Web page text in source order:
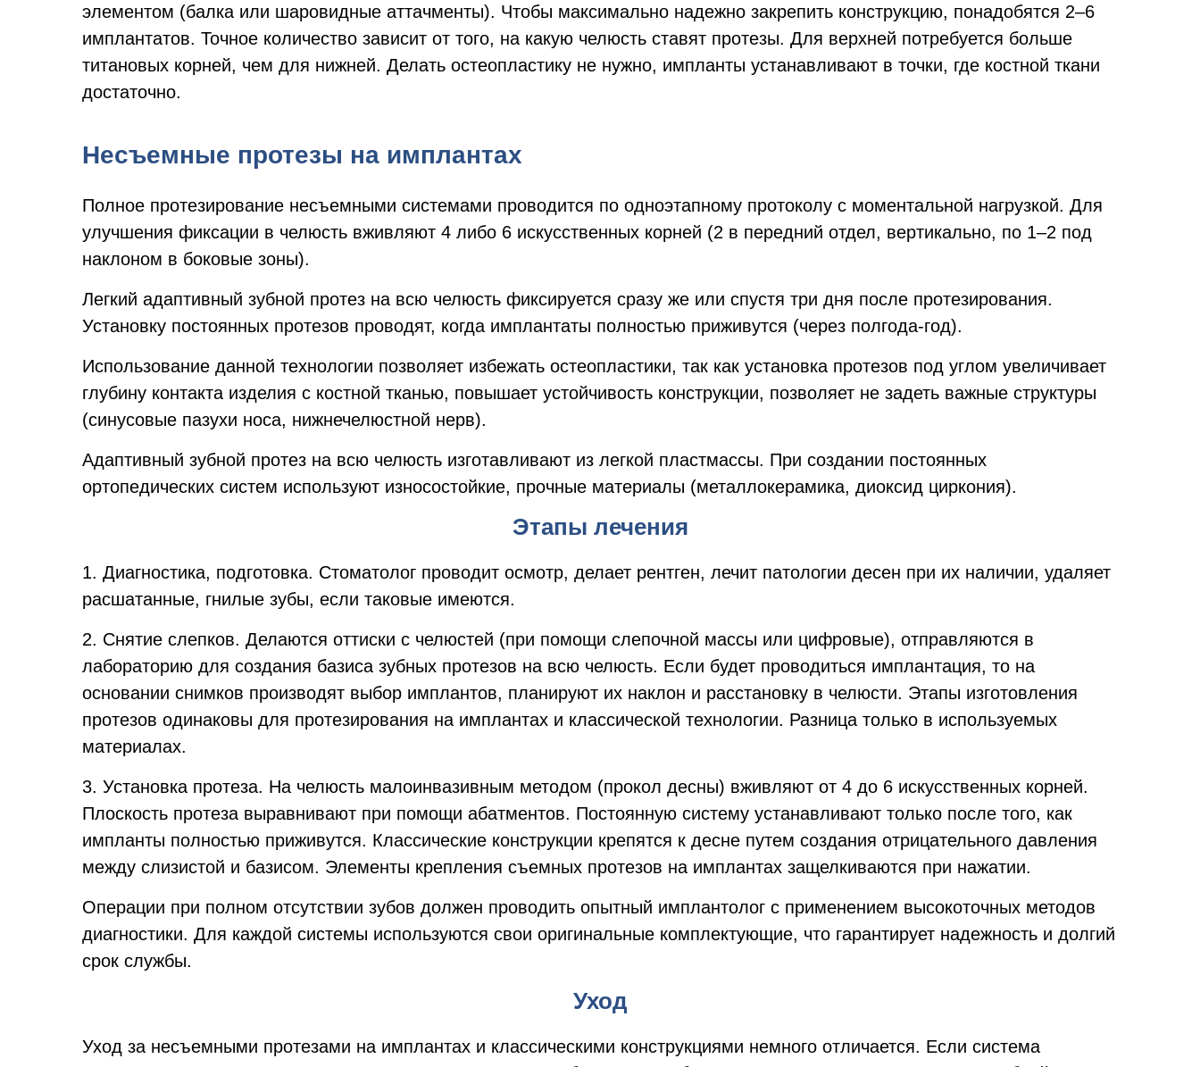
элементом (балка или шаровидные аттачменты). Чтобы максимально надежно закрепить конструкцию, понадобятся 2–6
имплантатов. Точное количество зависит от того, на какую челюсть ставят протезы. Для верхней потребуется больше
титановых корней, чем для нижней. Делать остеопластику не нужно, импланты устанавливают в точки, где костной ткани
достаточно.
Несъемные протезы на имплантах
Полное протезирование несъемными системами проводится по одноэтапному протоколу с моментальной нагрузкой. Для
улучшения фиксации в челюсть вживляют 4 либо 6 искусственных корней (2 в передний отдел, вертикально, по 1–2 под
наклоном в боковые зоны).
Легкий адаптивный зубной протез на всю челюсть фиксируется сразу же или спустя три дня после протезирования.
Установку постоянных протезов проводят, когда имплантаты полностью приживутся (через полгода-год).
Использование данной технологии позволяет избежать остеопластики, так как установка протезов под углом увеличивает
глубину контакта изделия с костной тканью, повышает устойчивость конструкции, позволяет не задеть важные структуры
(синусовые пазухи носа, нижнечелюстной нерв).
Адаптивный зубной протез на всю челюсть изготавливают из легкой пластмассы. При создании постоянных
ортопедических систем используют износостойкие, прочные материалы (металлокерамика, диоксид циркония).
Этапы лечения
1. Диагностика, подготовка. Стоматолог проводит осмотр, делает рентген, лечит патологии десен при их наличии, удаляет
расшатанные, гнилые зубы, если таковые имеются.
2. Снятие слепков. Делаются оттиски с челюстей (при помощи слепочной массы или цифровые), отправляются в
лабораторию для создания базиса зубных протезов на всю челюсть. Если будет проводиться имплантация, то на
основании снимков производят выбор имплантов, планируют их наклон и расстановку в челюсти. Этапы изготовления
протезов одинаковы для протезирования на имплантах и классической технологии. Разница только в используемых
материалах.
3. Установка протеза. На челюсть малоинвазивным методом (прокол десны) вживляют от 4 до 6 искусственных корней.
Плоскость протеза выравнивают при помощи абатментов. Постоянную систему устанавливают только после того, как
импланты полностью приживутся. Классические конструкции крепятся к десне путем создания отрицательного давления
между слизистой и базисом. Элементы крепления съемных протезов на имплантах защелкиваются при нажатии.
Операции при полном отсутствии зубов должен проводить опытный имплантолог с применением высокоточных методов
диагностики. Для каждой системы используются свои оригинальные комплектующие, что гарантирует надежность и долгий
срок службы.
Уход
Уход за несъемными протезами на имплантах и классическими конструкциями немного отличается. Если система